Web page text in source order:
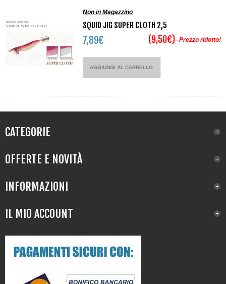
Non in Magazzino
SQUID JIG SUPER CLOTH 2,5
Prezzo ridotto!
7,89€ (9,50€)
AGGIUNGI AL CARRELLO
CATEGORIE
OFFERTE E NOVITÀ
INFORMAZIONI
IL MIO ACCOUNT